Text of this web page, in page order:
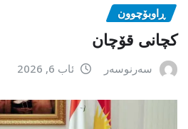
ڕاوبۆچوون
کچانی قۆچان
سەرنوسەر ئاب 6, 2026